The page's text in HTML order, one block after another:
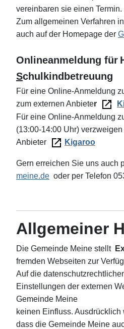
vereinbaren sie einen Termin.
Zum allgemeinen Verfahren
auch auf der Homepage der
Onlineanmeldung für
Schulkindbetreuung
Für eine Online-Anmeldung
zum externen Anbieter
Für eine Online-Anmeldung
(13:00-14:00 Uhr)
Anbieter
Kigaroo
Gern erreichen Sie uns auch
meine.de oder per Telefon
Allgemeiner
Die Gemeinde Meine stellt
fremden Webseiten zur
Auf die
Einstellungen der externen
Gemeinde Meine
keinen Einfluss.
dass die Gemeinde Meine